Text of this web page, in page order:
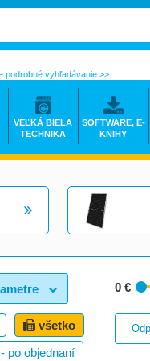
0 €
všetko
po objednaní
podrobné vyhľadávanie >>
VEĽKÁ BIELA
TECHNIKA
SOFTWARE, E-
KNIHY